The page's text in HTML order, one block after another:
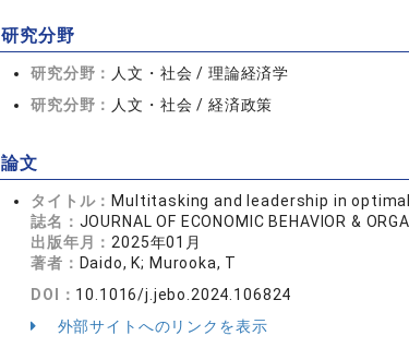
研究分野
研究分野： 人文・社会 / 理論経済学
研究分野： 人文・社会 / 経済政策
論文
タイトル： Multitasking and leadership in
誌名： JOURNAL OF ECONOMIC BEHAVIOR &
出版年月： 2025年01月
著者： Daido, K; Murooka, T
DOI： 10.1016/j.jebo.2024.106824
外部サイトへのリンクを表示